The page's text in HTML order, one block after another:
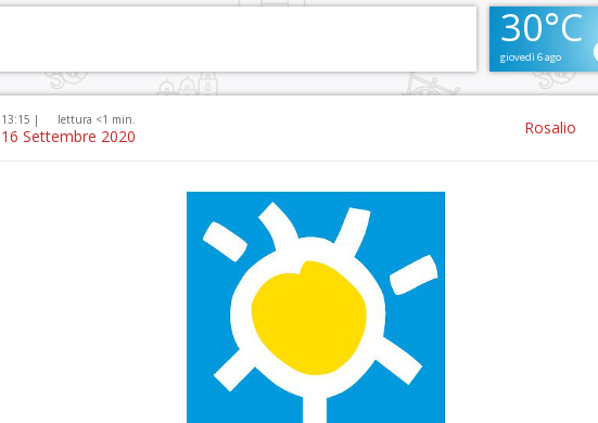
30°C
giovedì 6 ago
13:15 | lettura <1 min.
16 Settembre 2020 Rosalio